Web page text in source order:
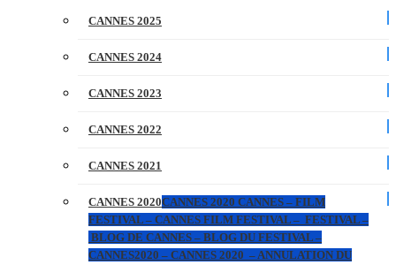
CANNES 2025
CANNES 2024
CANNES 2023
CANNES 2022
CANNES 2021
CANNES 2020CANNES 2020 CANNES – FILM
FESTIVAL – CANNES FILM FESTIVAL – FESTIVAL –
BLOG DE CANNES – BLOG DU FESTIVAL –
CANNES2020 – CANNES 2020 – ANNULATION DU